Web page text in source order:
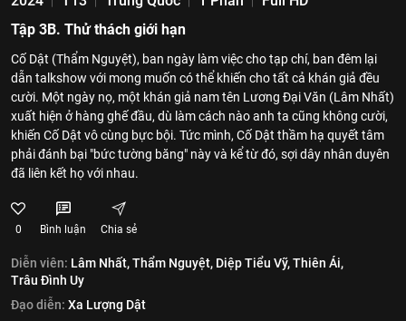
Tập 3B. Thử thách giới hạn
Cố Dật (Thẩm Nguyệt), ban ngày làm việc cho tạp chí, ban đêm lại
dẫn talkshow với mong muốn có thể khiến cho tất cả khán giả đều
cười. Một ngày nọ, một khán giả nam tên Lương Đại Văn (Lâm Nhất)
xuất hiện ở hàng ghế đầu, dù làm cách nào anh ta cũng không cười,
khiến Cố Dật vô cùng bực bội. Tức mình, Cố Dật thầm hạ quyết tâm
phải đánh bại "bức tường băng" này và kể từ đó, sợi dây nhân duyên
đã liên kết họ với nhau.
0 Bình luận Chia sẻ
Diễn viên: Lâm Nhất,Thẩm Nguyệt, Diệp Tiểu Vỹ,Thiên Ái,
Trâu Đình Uy
Đạo diễn: Xa Lượng Dật